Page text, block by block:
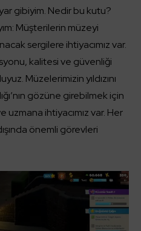
gibiyim. Nedir bu kutu?
Müşterilerin müzeyi
sergilere ihtiyacımız var.
kalitesi ve güvenliği
Müzelerimizin yıldızını
gözüne girebilmek için
ihtiyacımız var. Her
önemli görevleri